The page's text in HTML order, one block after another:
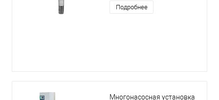
Подробнее
Многонасосная установка